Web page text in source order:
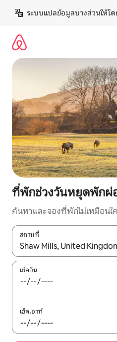
เนื้อหา
ระบบแปลข้อมูลบางส่วนให้โ
ที่พักช่วงวันหยุดพักผ่อ
ค้นหาและจองที่พักไม่เหมือนใ
สถานที่
ใช้ลูกศรขึ้นลง หรือใช้การสัมผัส
เช็คอิน
เช็คเอาท์